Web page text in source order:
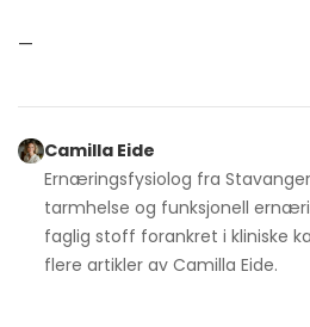
—
Camilla Eide
Ernæringsfysiolog fra
tarmhelse og funksjonell
faglig stoff forankret i kliniske
flere artikler av Camilla Eide.